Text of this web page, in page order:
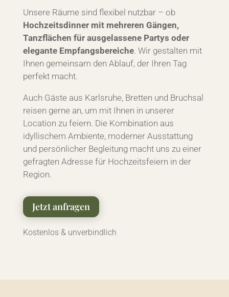
Unsere Räume sind flexibel nutzbar – ob
Hochzeitsdinner mit mehreren Gängen,
Tanzflächen für ausgelassene Partys oder
elegante Empfangsbereiche. Wir gestalten mit
Ihnen gemeinsam den Ablauf, der Ihren Tag
perfekt macht.
Auch Gäste aus Karlsruhe, Bretten und Bruchsal
reisen gerne an, um mit Ihnen in unserer
Location zu feiern. Die Kombination aus
idyllischem Ambiente, moderner Ausstattung
und persönlicher Begleitung macht uns zu einer
gefragten Adresse für Hochzeitsfeiern in der
Region.
Jetzt anfragen
Kostenlos & unverbindlich